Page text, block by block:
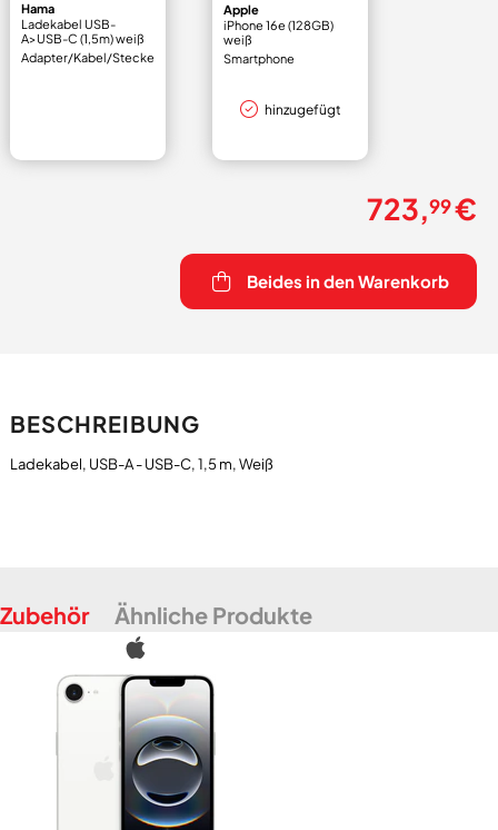
Hama
Ladekabel USB-
A>USB-C (1,5m) weiß
Adapter/Kabel/Stecker
Apple
iPhone 16e (128GB)
weiß
Smartphone
hinzugefügt
723,99€
Beides in den Warenkorb
BESCHREIBUNG
Zubehör Ähnliche Produkte